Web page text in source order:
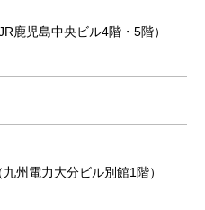
鹿児島中央ビル4階・5階）
州電力大分ビル別館1階）